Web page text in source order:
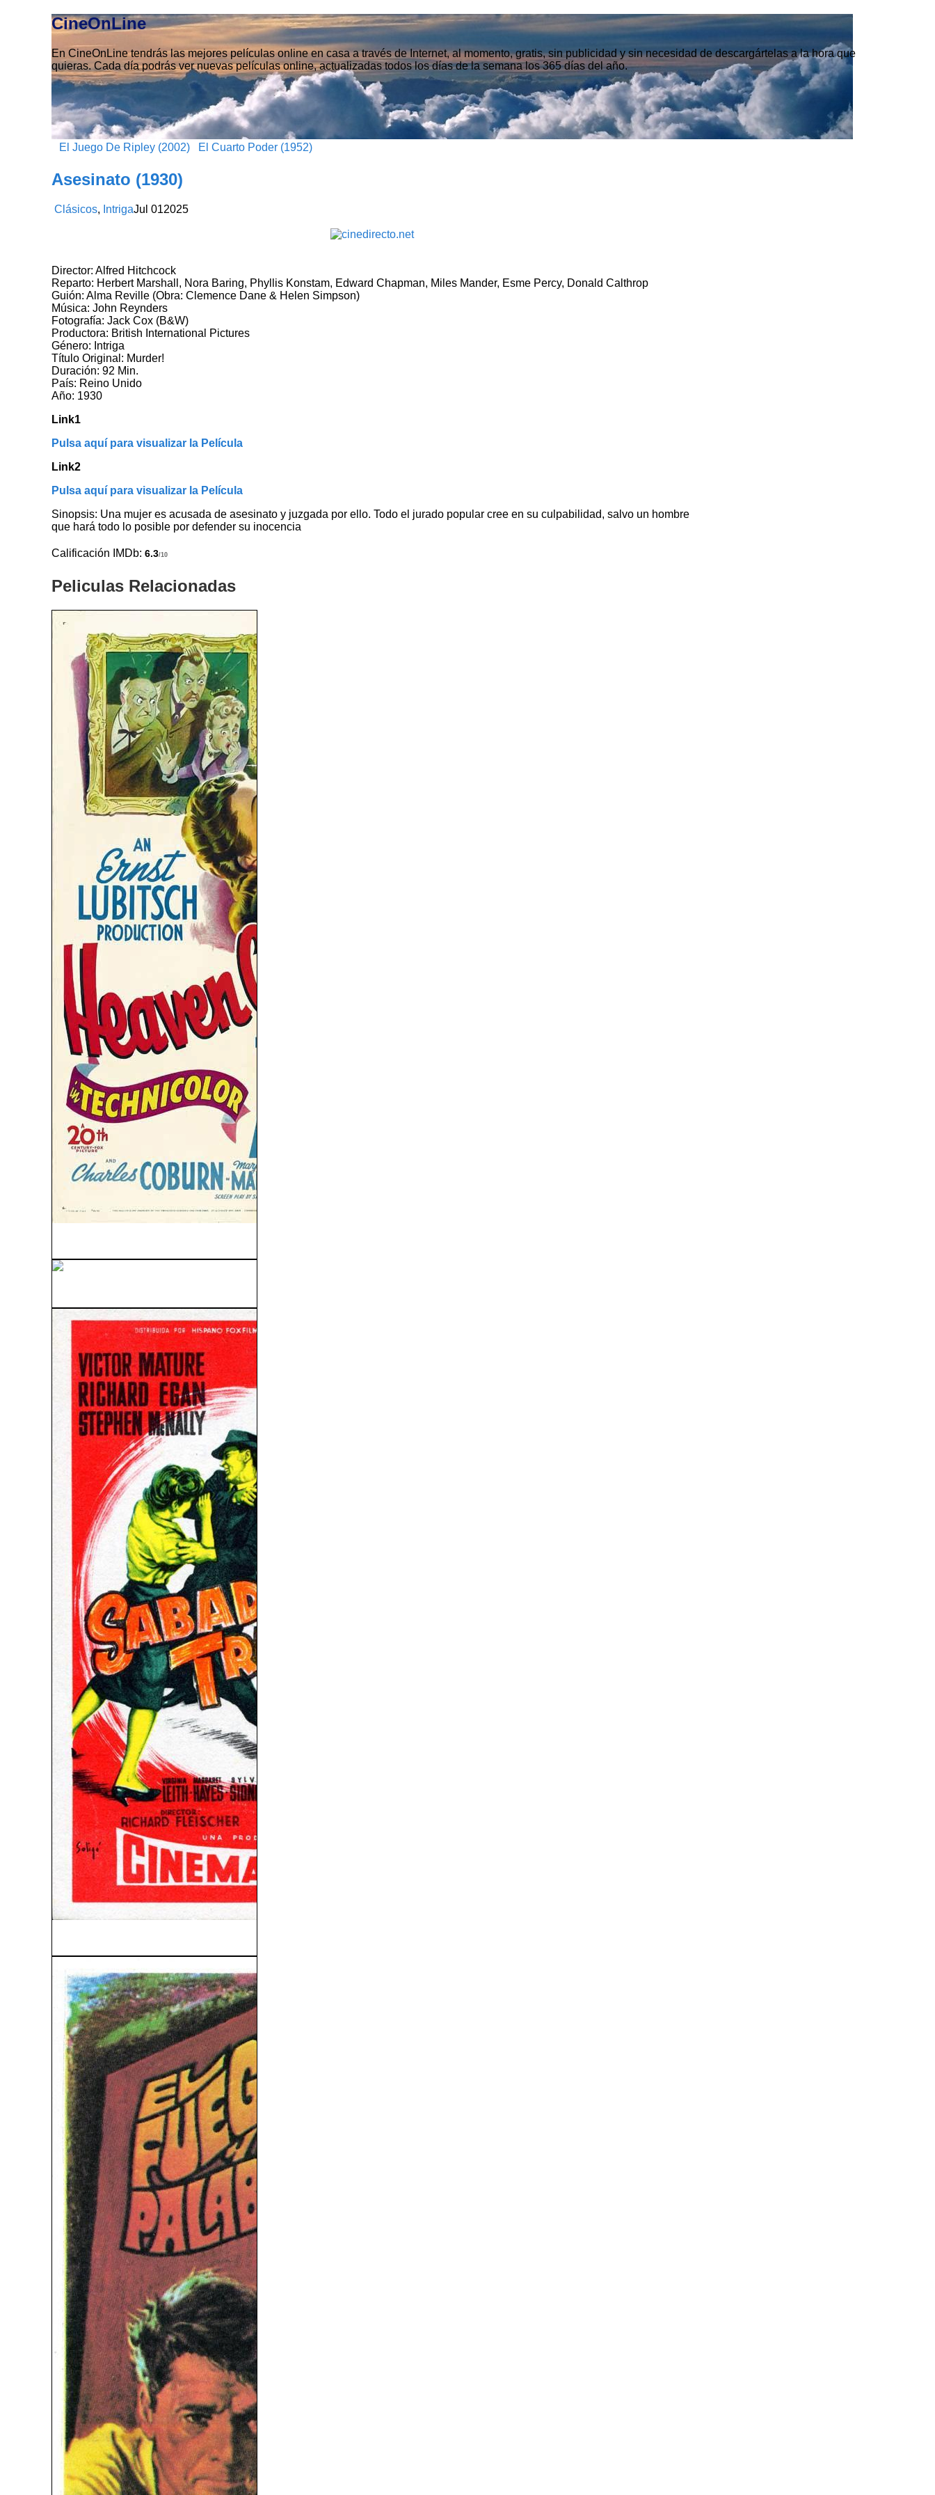
CineOnLine
En CineOnLine tendrás las mejores películas online en casa a través de Internet, al momento, gratis, sin publicidad y sin necesidad de descargártelas a la hora que
quieras. Cada día podrás ver nuevas películas online, actualizadas todos los días de la semana los 365 días del año.
El Juego De Ripley (2002) El Cuarto Poder (1952)
Asesinato (1930)
Clásicos, IntrigaJul 012025
Director: Alfred Hitchcock
Reparto: Herbert Marshall, Nora Baring, Phyllis Konstam, Edward Chapman, Miles Mander, Esme Percy, Donald Calthrop
Guión: Alma Reville (Obra: Clemence Dane & Helen Simpson)
Música: John Reynders
Fotografía: Jack Cox (B&W)
Productora: British International Pictures
Género: Intriga
Título Original: Murder!
Duración: 92 Min.
País: Reino Unido
Año: 1930
Link1
Pulsa aquí para visualizar la Película
Link2
Pulsa aquí para visualizar la Película
Sinopsis: Una mujer es acusada de asesinato y juzgada por ello. Todo el jurado popular cree en su culpabilidad, salvo un hombre
que hará todo lo posible por defender su inocencia
Calificación IMDb:6.3/10
Peliculas Relacionadas